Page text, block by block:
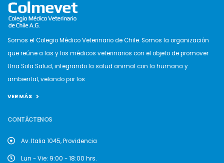
Somos el Colegio Médico Veterinario de Chile. Somos la organización
que reúne a las y los médicos veterinarios con el objeto de promover
Una Sola Salud, integrando la salud animal con la humana y
ambiental, velando por los...
VER MÁS
CONTÁCTENOS
Av. Italia 1045, Providencia
Lun - Vie: 9:00 - 18:00 hrs.